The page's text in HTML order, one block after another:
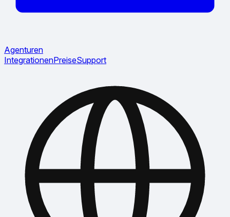
Agenturen
IntegrationenPreiseSupport